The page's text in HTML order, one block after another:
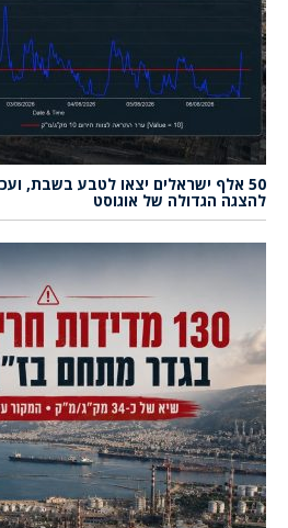
50 אלף ישראלים יצאו לטבע בשבת,
להצגה הגדולה של אוגוסט